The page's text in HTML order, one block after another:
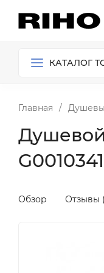
КАТАЛОГ
Главная /
Душевой
Обзор Отзывы